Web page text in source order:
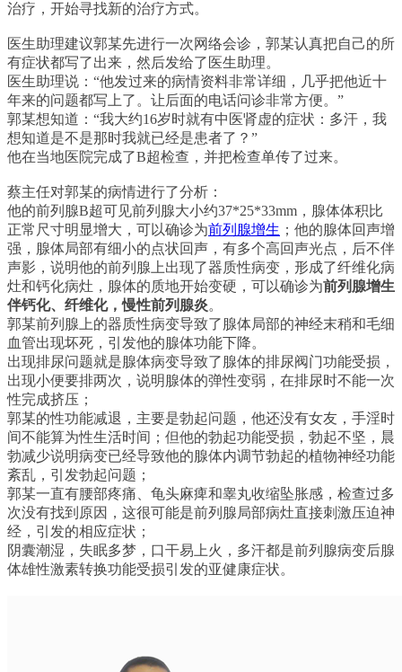
治疗，开始寻找新的治疗方式。
医生助理建议郭某先进行一次网络会诊，郭某认真把自己的所
有症状都写了出来，然后发给了医生助理。
医生助理说：“他发过来的病情资料非常详细，几乎把他近十
年来的问题都写上了。让后面的电话问诊非常方便。”
郭某想知道：“我大约16岁时就有中医肾虚的症状：多汗，我
想知道是不是那时我就已经是患者了？”
他在当地医院完成了B超检查，并把检查单传了过来。
蔡主任对郭某的病情进行了分析：
他的前列腺B超可见前列腺大小约37*25*33mm，腺体体积比
正常尺寸明显增大，可以确诊为前列腺增生 ；他的腺体回声增
强，腺体局部有细小的点状回声，有多个高回声光点，后不伴
声影，说明他的前列腺上出现了器质性病变，形成了纤维化病
灶和钙化病灶，腺体的质地开始变硬，可以确诊为前列腺增生
伴钙化、纤维化，慢性前列腺炎。
郭某前列腺上的器质性病变导致了腺体局部的神经末稍和毛细
血管出现坏死，引发他的腺体功能下降。
出现排尿问题就是腺体病变导致了腺体的排尿阀门功能受损，
出现小便要排两次，说明腺体的弹性变弱，在排尿时不能一次
性完成挤压；
郭某的性功能减退，主要是勃起问题，他还没有女友，手淫时
间不能算为性生活时间；但他的勃起功能受损，勃起不坚，晨
勃减少说明病变已经导致他的腺体内调节勃起的植物神经功能
紊乱，引发勃起问题；
郭某一直有腰部疼痛、龟头麻痺和睾丸收缩坠胀感，检查过多
次没有找到原因，这很可能是前列腺局部病灶直接刺激压迫神
经，引发的相应症状；
阴囊潮湿，失眠多梦，口干易上火，多汗都是前列腺病变后腺
体雄性激素转换功能受损引发的亚健康症状。